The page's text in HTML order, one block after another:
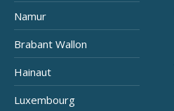
Namur
Brabant Wallon
Hainaut
Luxembourg